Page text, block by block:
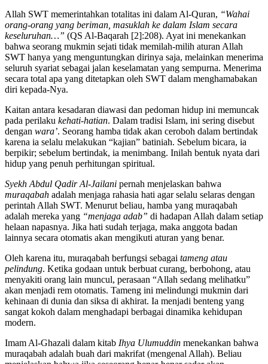
Allah SWT memerintahkan totalitas ini dalam Al-Quran, “Wahai
orang-orang yang beriman, masuklah ke dalam Islam secara
keseluruhan…” (QS Al-Baqarah [2]:208). Ayat ini menekankan
bahwa seorang mukmin sejati tidak memilah-milih aturan Allah
SWT hanya yang menguntungkan dirinya saja, melainkan menerima
seluruh syariat sebagai jalan keselamatan yang sempurna. Menerima
secara total apa yang ditetapkan oleh SWT dalam menghamabakan
diri kepada-Nya.
Kaitan antara kesadaran diawasi dan pedoman hidup ini memuncak
pada perilaku kehati-hatian. Dalam tradisi Islam, ini sering disebut
dengan wara’. Seorang hamba tidak akan ceroboh dalam bertindak
karena ia selalu melakukan “kajian” batiniah. Sebelum bicara, ia
berpikir; sebelum bertindak, ia menimbang. Inilah bentuk nyata dari
hidup yang penuh perhitungan spiritual.
Syekh Abdul Qadir Al-Jailani pernah menjelaskan bahwa
muraqabah adalah menjaga rahasia hati agar selalu selaras dengan
perintah Allah SWT. Menurut beliau, hamba yang muraqabah
adalah mereka yang “menjaga adab” di hadapan Allah dalam setiap
helaan napasnya. Jika hati sudah terjaga, maka anggota badan
lainnya secara otomatis akan mengikuti aturan yang benar.
Oleh karena itu, muraqabah berfungsi sebagai tameng atau
pelindung. Ketika godaan untuk berbuat curang, berbohong, atau
menyakiti orang lain muncul, perasaan “Allah sedang melihatku”
akan menjadi rem otomatis. Tameng ini melindungi mukmin dari
kehinaan di dunia dan siksa di akhirat. Ia menjadi benteng yang
sangat kokoh dalam menghadapi berbagai dinamika kehidupan
modern.
Imam Al-Ghazali dalam kitab Ihya Ulumuddin menekankan bahwa
muraqabah adalah buah dari makrifat (mengenal Allah). Beliau